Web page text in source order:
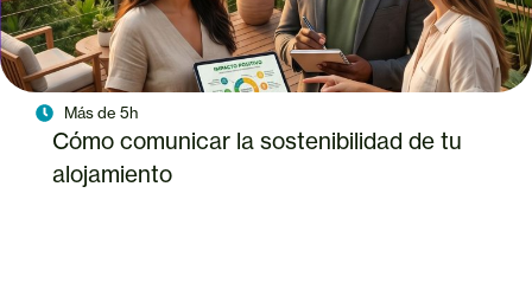
Más de 5h
Cómo comunicar la sostenibilidad de tu
alojamiento